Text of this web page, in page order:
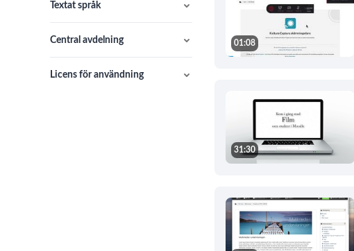
Textat språk
Central avdelning
Licens för användning
01:08
31:30